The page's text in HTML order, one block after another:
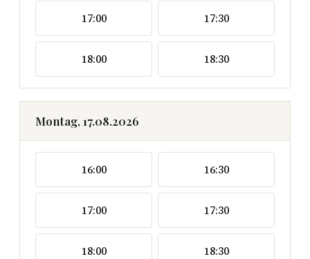
17:00 17:30
18:00 18:30
Montag, 17.08.2026
16:00 16:30
17:00 17:30
18:00 18:30